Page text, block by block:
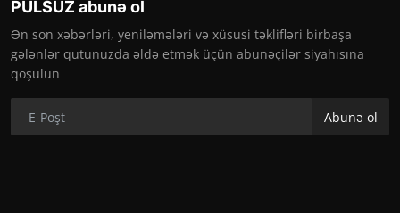
PULSUZ abunə ol
Ən son xəbərləri, yeniləmələri və xüsusi təklifləri birbaşa
gələnlər qutunuzda əldə etmək üçün abunəçilər siyahısına
qoşulun
Abunə ol